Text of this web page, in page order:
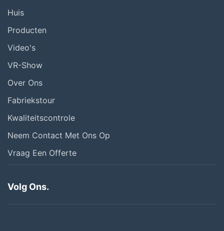
Huis
Producten
Video's
VR-Show
Over Ons
Fabriekstour
Kwaliteitscontrole
Neem Contact Met Ons Op
Vraag Een Offerte
Volg Ons.